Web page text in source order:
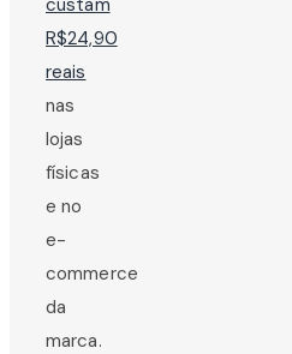
R$24,90
reais
nas
lojas
físicas
e no
e-
commerce
da
marca.